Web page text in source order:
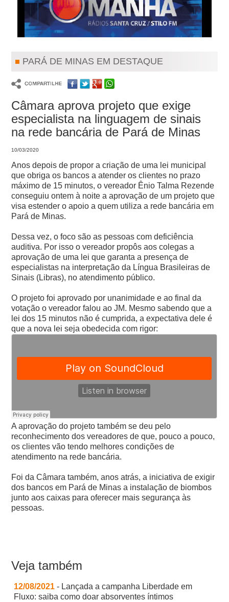
PARÁ DE MINAS EM DESTAQUE
Câmara aprova projeto que exige
especialista na linguagem de sinais
na rede bancária de Pará de Minas
10/03/2020
Anos depois de propor a criação de uma lei municipal
que obriga os bancos a atender os clientes no prazo
máximo de 15 minutos, o vereador Ênio Talma Rezende
conseguiu ontem à noite a aprovação de um projeto que
visa estender o apoio a quem utiliza a rede bancária em
Pará de Minas.
Dessa vez, o foco são as pessoas com deficiência
auditiva. Por isso o vereador propôs aos colegas a
aprovação de uma lei que garanta a presença de
especialistas na interpretação da Língua Brasileiras de
Sinais (Libras), no atendimento público.
O projeto foi aprovado por unanimidade e ao final da
votação o vereador falou ao JM. Mesmo sabendo que a
lei dos 15 minutos não é cumprida, a expectativa dele é
que a nova lei seja obedecida com rigor:
A aprovação do projeto também se deu pelo
reconhecimento dos vereadores de que, pouco a pouco,
os clientes vão tendo melhores condições de
atendimento na rede bancária.
Foi da Câmara também, anos atrás, a iniciativa de exigir
dos bancos em Pará de Minas a instalação de biombos
junto aos caixas para oferecer mais segurança às
pessoas.
Veja também
12/08/2021 - Lançada a campanha Liberdade em
Fluxo: saiba como doar absorventes íntimos